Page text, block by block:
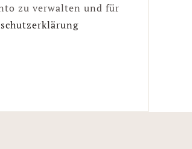
zu verwalten und für